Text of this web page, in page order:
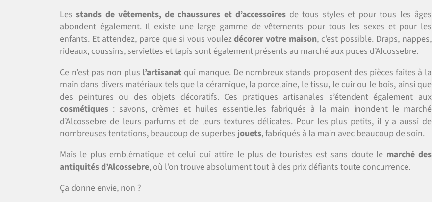
Les stands de vêtements, de chaussures et d’accessoiresde tous styles et pour tous les âges
abondent également. Il existe une large gamme de vêtements pour tous les sexes et pour les
enfants. Et attendez, parce que si vous voulezdécorer votre maison, c’est possible. Draps, nappes,
rideaux, coussins, serviettes et tapis sont également présents au marché aux puces d’Alcossebre.
Ce n’est pas non plus l’artisanat qui manque. De nombreux stands proposent des pièces faites à la
main dans divers matériaux tels que la céramique, la porcelaine, le tissu, le cuir ou le bois, ainsi que
des peintures ou des objets décoratifs. Ces pratiques artisanales s’étendent également aux
cosmétiques : savons, crèmes et huiles essentielles fabriqués à la main inondent le marché
d’Alcossebre de leurs parfums et de leurs textures délicates. Pour les plus petits, il y a aussi de
nombreuses tentations, beaucoup de superbesjouets, fabriqués à la main avec beaucoup de soin.
Mais le plus emblématique et celui qui attire le plus de touristes est sans doute le marché des
antiquités d’Alcossebre, où l’on trouve absolument tout à des prix défiants toute concurrence.
Ça donne envie, non ?